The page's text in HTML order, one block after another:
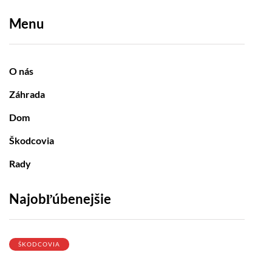
Menu
O nás
Záhrada
Dom
Škodcovia
Rady
Najobľúbenejšie
ŠKODCOVIA